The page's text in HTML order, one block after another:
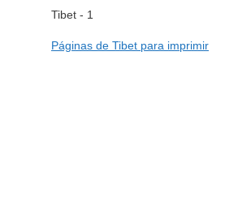
Tibet - 1
Páginas de Tibet para imprimir